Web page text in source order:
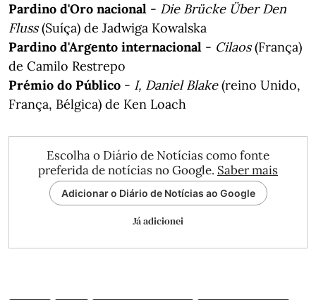
Pardino d'Oro nacional - Die Brücke Über Den
Fluss(Suíça) de Jadwiga Kowalska
Pardino d'Argento internacional - Cilaos(França)
de Camilo Restrepo
Prémio do Público - I, Daniel Blake(reino Unido,
França, Bélgica) de Ken Loach
Escolha o Diário de Notícias como fonte
preferida de notícias no Google. Saber mais
Adicionar o Diário de Notícias ao Google
Já adicionei